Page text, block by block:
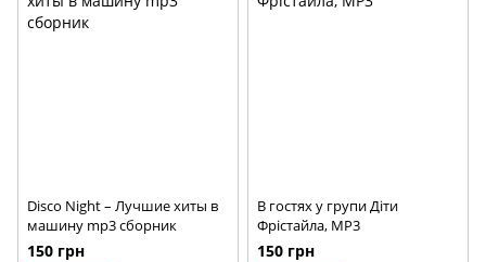
Disco Night – Лучшие хиты в
машину mp3 сборник
150 грн
В гостях у групи Діти
Фрістайла, MP3
150 грн